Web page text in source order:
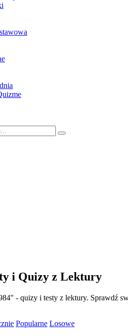
i Quizy z Lektury
- quizy i testy z lektury. Sprawdź
Popularne Losowe